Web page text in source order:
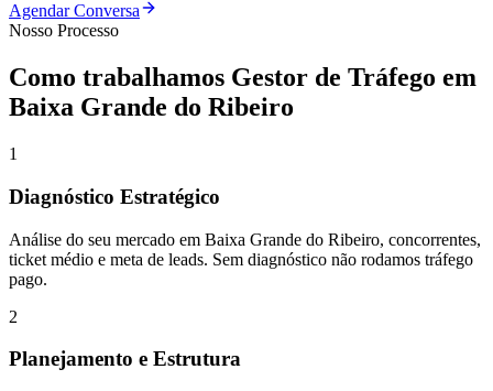
Agendar Conversa
Nosso Processo
Como trabalhamos Gestor de Tráfego em
Baixa Grande do Ribeiro
1
Diagnóstico Estratégico
Análise do seu mercado em Baixa Grande do Ribeiro, concorrentes,
ticket médio e meta de leads. Sem diagnóstico não rodamos tráfego
pago.
2
Planejamento e Estrutura